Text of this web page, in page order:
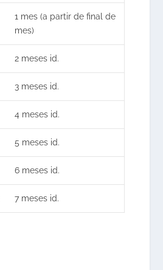
1 mes (a partir de final de
mes)
2 meses id.
3 meses id.
4 meses id.
5 meses id.
6 meses id.
7 meses id.